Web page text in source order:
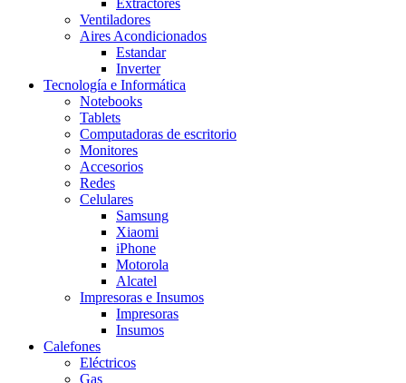
Extractores
Ventiladores
Aires Acondicionados
Estandar
Inverter
Tecnología e Informática
Notebooks
Tablets
Computadoras de escritorio
Monitores
Accesorios
Redes
Celulares
Samsung
Xiaomi
iPhone
Motorola
Alcatel
Impresoras e Insumos
Impresoras
Insumos
Calefones
Eléctricos
Gas